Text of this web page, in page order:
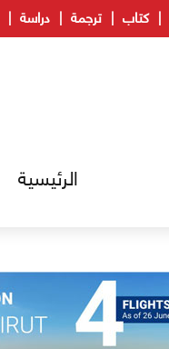
كتاب ترجمة دراسة
الرئيسية